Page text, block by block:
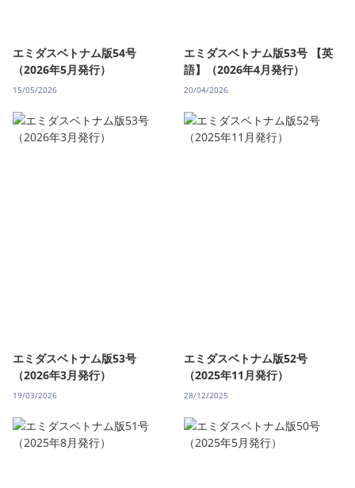
エミダスベトナム版54号
（2026年5月発行）
15/05/2026
エミダスベトナム版53号 【英
語】（2026年4月発行）
20/04/2026
エミダスベトナム版53号
（2026年3月発行）
19/03/2026
エミダスベトナム版52号
（2025年11月発行）
28/12/2025